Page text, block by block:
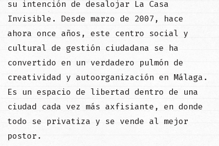
su intención de desalojar La Casa
Invisible. Desde marzo de 2007, hace
ahora once años, este centro social y
cultural de gestión ciudadana se ha
convertido en un verdadero pulmón de
creatividad y autoorganización en Málaga.
Es un espacio de libertad dentro de una
ciudad cada vez más axfisiante, en donde
todo se privatiza y se vende al mejor
postor.